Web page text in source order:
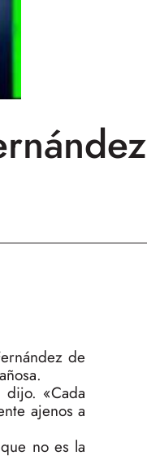
de
dijo. «Cada
ajenos a
no es la